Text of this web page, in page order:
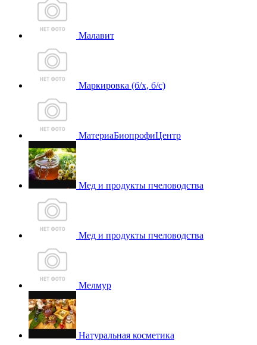
Малавит
Маркировка (б/х, б/с)
МатериаБиопрофиЦентр
Мед и продукты пчеловодства
Мед и продукты пчеловодства
Мелмур
Натуральная косметика